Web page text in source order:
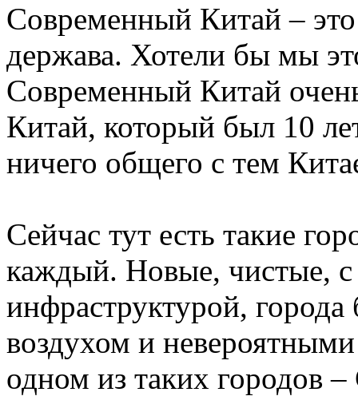
Современный Китай –
держава. Хотели бы мы
Современный Китай
Китай, который был 10
ничего общего с тем
Сейчас тут есть такие
каждый. Новые, чистые, с
инфраструктурой,
воздухом и
одном из таких городов